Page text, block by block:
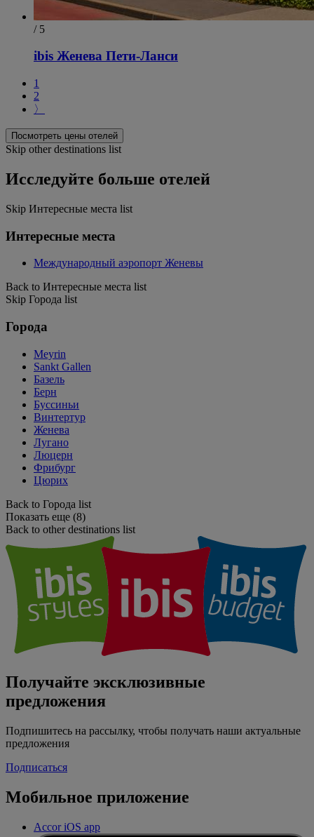
/ 5
ibis Женева Пети-Ланси
1
2
〉
Посмотреть цены отелей
Skip other destinations list
Исследуйте больше отелей
Skip Интересные места list
Интересные места
Международный аэропорт Женевы
Back to Интересные места list
Skip Города list
Города
Meyrin
Sankt Gallen
Базель
Берн
Буссиньи
Винтертур
Женева
Лугано
Люцерн
Фрибург
Цюрих
Back to Города list
Показать еще (8)
Back to other destinations list
Получайте эксклюзивные
предложения
Подпишитесь на рассылку, чтобы получать наши актуальные
предложения
Подписаться
Мобильное приложение
Accor iOS app